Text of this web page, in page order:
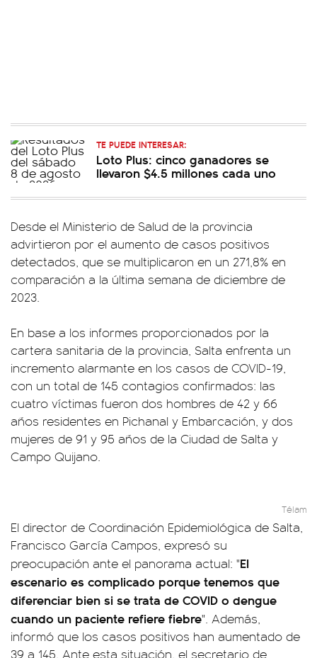
TE PUEDE INTERESAR:
Loto Plus: cinco ganadores se
llevaron $4.5 millones cada uno
Desde el Ministerio de Salud de la provincia
advirtieron por el aumento de casos positivos
detectados, que se multiplicaron en un 271,8% en
comparación a la última semana de diciembre de
2023.
En base a los informes proporcionados por la
cartera sanitaria de la provincia, Salta enfrenta un
incremento alarmante en los casos de COVID-19,
con un total de 145 contagios confirmados: las
cuatro víctimas fueron dos hombres de 42 y 66
años residentes en Pichanal y Embarcación, y dos
mujeres de 91 y 95 años de la Ciudad de Salta y
Campo Quijano.
Télam
El director de Coordinación Epidemiológica de Salta,
Francisco García Campos, expresó su
preocupación ante el panorama actual: "El
escenario es complicado porque tenemos que
diferenciar bien si se trata de COVID o dengue
cuando un paciente refiere fiebre". Además,
informó que los casos positivos han aumentado de
39 a 145. Ante esta situación, el secretario de